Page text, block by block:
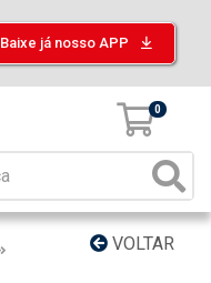
Baixe já nosso APP
0
VOLTAR